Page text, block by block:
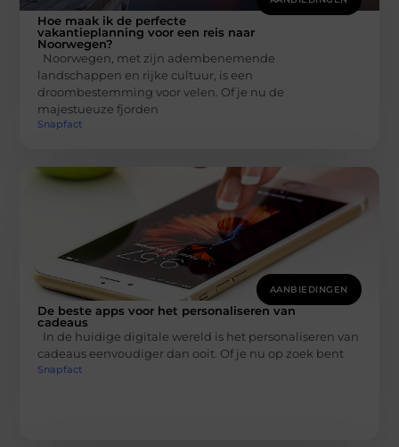
Hoe maak ik de perfecte
vakantieplanning voor een reis naar
Noorwegen?
Noorwegen, met zijn adembenemende
landschappen en rijke cultuur, is een
droombestemming voor velen. Of je nu de
majestueuze fjorden
Snapfact
AANBIEDINGEN
De beste apps voor het personaliseren van
cadeaus
In de huidige digitale wereld is het personaliseren van
cadeaus eenvoudiger dan ooit. Of je nu op zoek bent
Snapfact